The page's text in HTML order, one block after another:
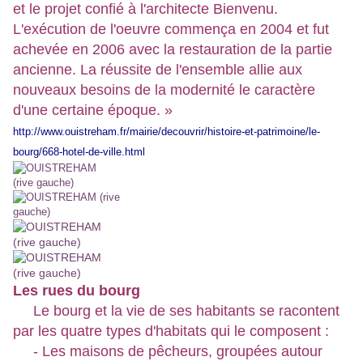
et le projet confié à l'architecte Bienvenu.
L'exécution de l'oeuvre commença en 2004 et fut
achevée en 2006 avec la restauration de la partie
ancienne. La réussite de l'ensemble allie aux
nouveaux besoins de la modernité le caractère
d'une certaine époque. »
http://www.ouistreham.fr/mairie/decouvrir/histoire-et-patrimoine/le-
bourg/668-hotel-de-ville.html
Les rues du bourg
Le bourg et la vie de ses habitants se racontent
par les quatre types d'habitats qui le composent :
- Les maisons de pêcheurs, groupées autour